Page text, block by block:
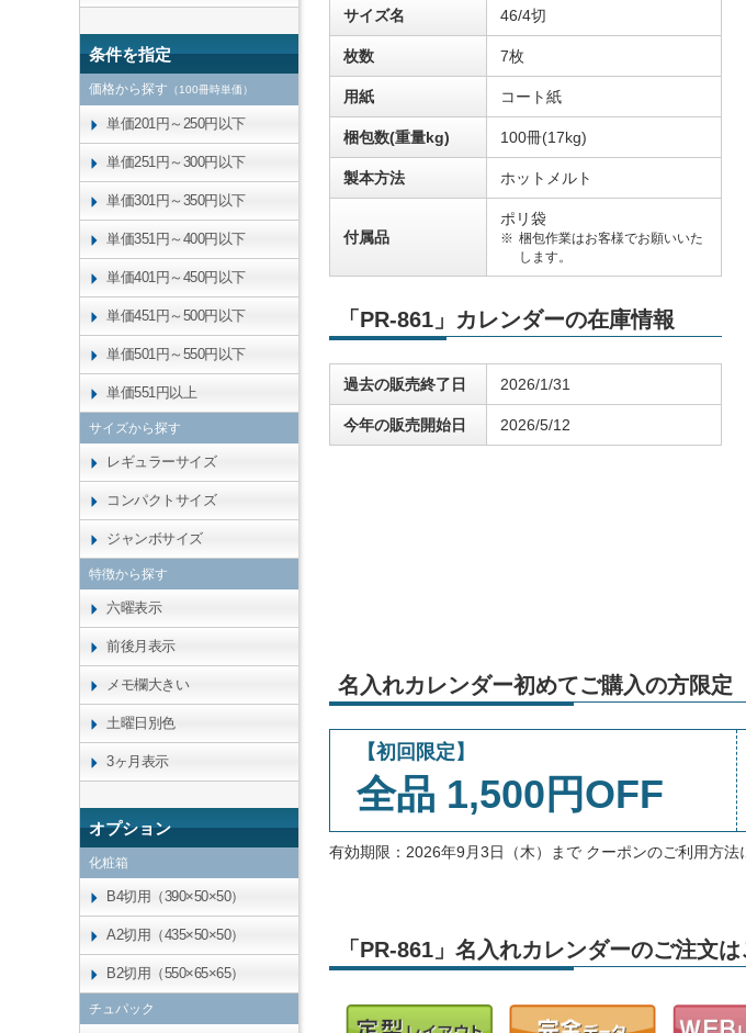
サイズ名 46/4切
枚数 7枚
用紙 コート紙
梱包数(重量kg) 100冊(17kg)
製本方法 ホットメルト
付属品
ポリ袋
梱包作業はお客様でお願いいた
します。
「PR-861」カレンダーの在庫情報
過去の販売終了日 2026/1/31
今年の販売開始日 2026/5/12
名入れカレンダー初めてご購入の方限定
【初回限定】
全品 1,500円OFF
有効期限：2026年9月3日（木）まで クーポンのご利用方法
「PR-861」名入れカレンダーのご注文は
条件を指定
価格から探す （100冊時単価）
単価201円～250円以下
単価251円～300円以下
単価301円～350円以下
単価351円～400円以下
単価401円～450円以下
単価451円～500円以下
単価501円～550円以下
単価551円以上
サイズから探す
レギュラーサイズ
コンパクトサイズ
ジャンボサイズ
特徴から探す
六曜表示
前後月表示
メモ欄大きい
土曜日別色
3ヶ月表示
オプション
化粧箱
B4切用（390×50×50）
A2切用（435×50×50）
B2切用（550×65×65）
チュパック